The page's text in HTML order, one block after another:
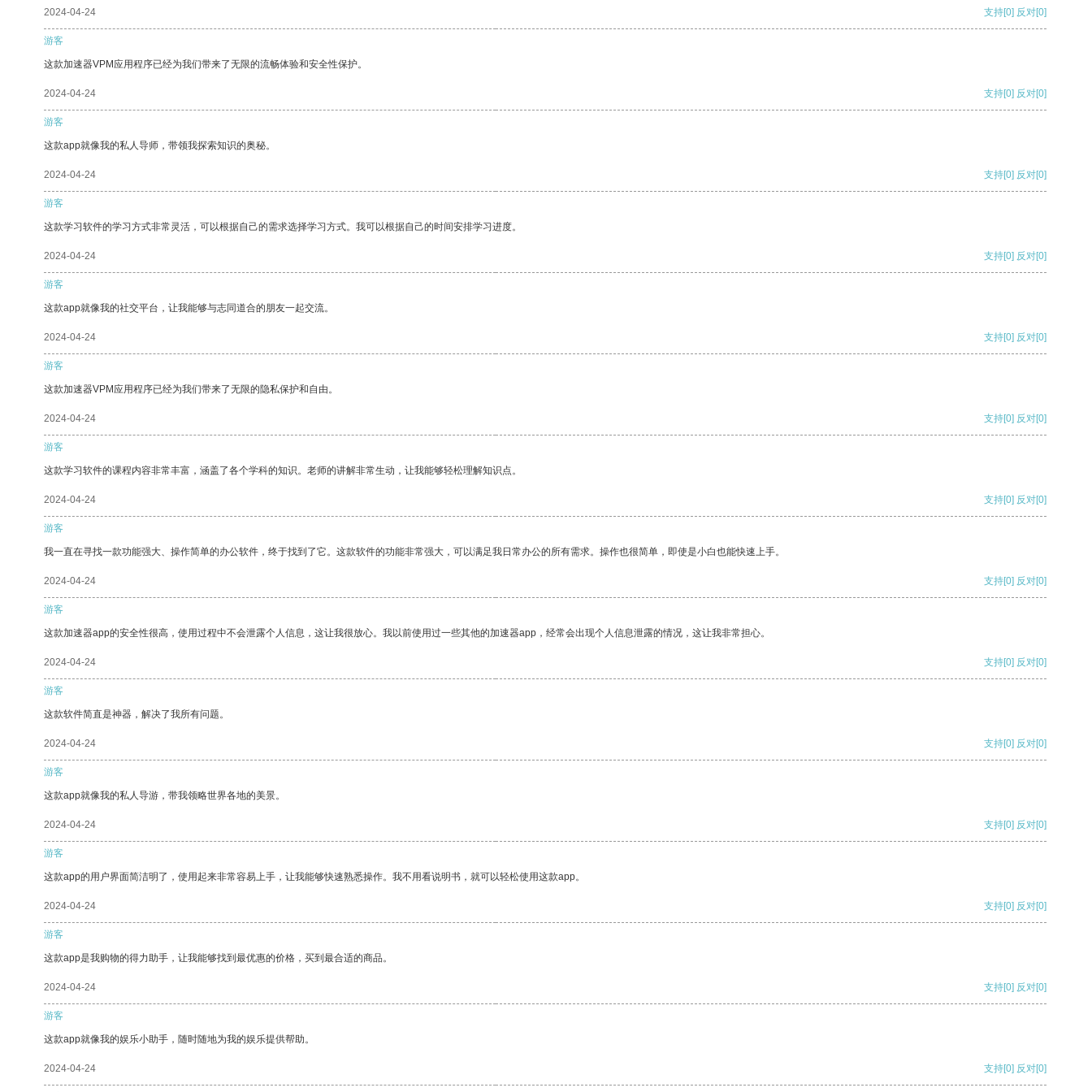
2024-04-24 支持[0] 反对[0]
游客
这款加速器VPM应用程序已经为我们带来了无限的流畅体验和安全性保护。
2024-04-24 支持[0] 反对[0]
游客
这款app就像我的私人导师，带领我探索知识的奥秘。
2024-04-24 支持[0] 反对[0]
游客
这款学习软件的学习方式非常灵活，可以根据自己的需求选择学习方式。我可以根据自己的时间安排学习进度。
2024-04-24 支持[0] 反对[0]
游客
这款app就像我的社交平台，让我能够与志同道合的朋友一起交流。
2024-04-24 支持[0] 反对[0]
游客
这款加速器VPM应用程序已经为我们带来了无限的隐私保护和自由。
2024-04-24 支持[0] 反对[0]
游客
这款学习软件的课程内容非常丰富，涵盖了各个学科的知识。老师的讲解非常生动，让我能够轻松理解知识点。
2024-04-24 支持[0] 反对[0]
游客
我一直在寻找一款功能强大、操作简单的办公软件，终于找到了它。这款软件的功能非常强大，可以满足我日常办公的所有需求。操作也很简单，即使是小白也能快速上手。
2024-04-24 支持[0] 反对[0]
游客
这款加速器app的安全性很高，使用过程中不会泄露个人信息，这让我很放心。我以前使用过一些其他的加速器app，经常会出现个人信息泄露的情况，这让我非常担心。
2024-04-24 支持[0] 反对[0]
游客
这款软件简直是神器，解决了我所有问题。
2024-04-24 支持[0] 反对[0]
游客
这款app就像我的私人导游，带我领略世界各地的美景。
2024-04-24 支持[0] 反对[0]
游客
这款app的用户界面简洁明了，使用起来非常容易上手，让我能够快速熟悉操作。我不用看说明书，就可以轻松使用这款app。
2024-04-24 支持[0] 反对[0]
游客
这款app是我购物的得力助手，让我能够找到最优惠的价格，买到最合适的商品。
2024-04-24 支持[0] 反对[0]
游客
这款app就像我的娱乐小助手，随时随地为我的娱乐提供帮助。
2024-04-24 支持[0] 反对[0]